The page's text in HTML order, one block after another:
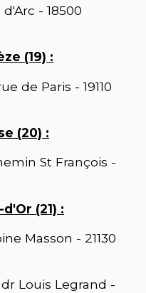
- 18500
(19) :
de Paris - 19110
(20) :
St François -
(21) :
Masson - 21130
Louis Legrand -